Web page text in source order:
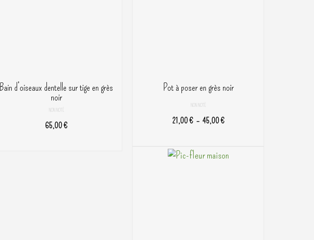
Bain d’oiseaux dentelle sur tige en grès
noir
NON NOTÉ
65,00€
Pot à poser en grès noir
NON NOTÉ
21,00€ – 45,00€Plage
21,00 €
Ce